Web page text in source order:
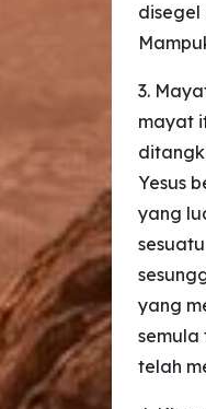
disegel
3.
mayat
Yesus
yang
yang
semula
telah